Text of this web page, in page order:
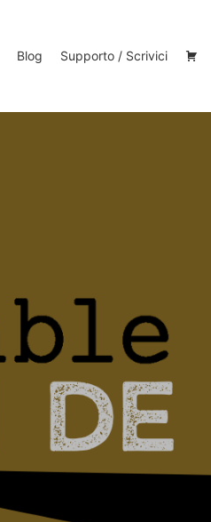
Blog Supporto / Scrivici